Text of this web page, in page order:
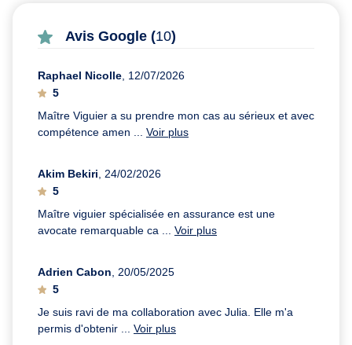
Avis Google (10)
Raphael Nicolle, 12/07/2026
5
Maître Viguier a su prendre mon cas au sérieux et avec
compétence amen ... Voir plus
Akim Bekiri, 24/02/2026
5
Maître viguier spécialisée en assurance est une
avocate remarquable ca ... Voir plus
Adrien Cabon, 20/05/2025
5
Je suis ravi de ma collaboration avec Julia. Elle m'a
permis d'obtenir ... Voir plus